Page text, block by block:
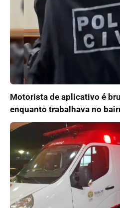
Motorista de aplicativo é
enquanto trabalhava no